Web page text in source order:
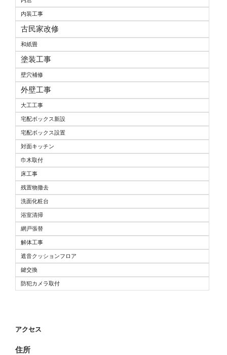
内装工事
古民家改修
和紙畳
塗装工事
壁穴補修
外壁工事
大工工事
宅配ボックス新設
宅配ボックス設置
対面キッチン
巾木取付
床工事
残置物撤去
洗面化粧台
浴室清掃
網戸張替
解体工事
遮音クッションフロア
鍵交換
防犯カメラ取付
アクセス
住所